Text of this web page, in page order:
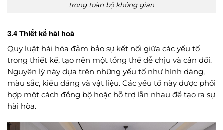
trong toàn bộ không gian
3.4 Thiết kế hài hoà
Quy luật hài hòa đảm bảo sự kết nối giữa các yếu tố
trong thiết kế, tạo nên một tổng thể dễ chịu và cân đối.
Nguyên lý này dựa trên những yếu tố như hình dáng,
màu sắc, kiểu dáng và vật liệu. Các yếu tố này được phối
hợp một cách đồng bộ hoặc hỗ trợ lẫn nhau để tạo ra sự
hài hòa.